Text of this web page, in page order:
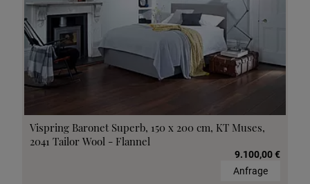
Vispring Baronet Superb, 150 x 200 cm, KT Muses,
2041 Tailor Wool - Flannel
9.100,00 €
Anfrage